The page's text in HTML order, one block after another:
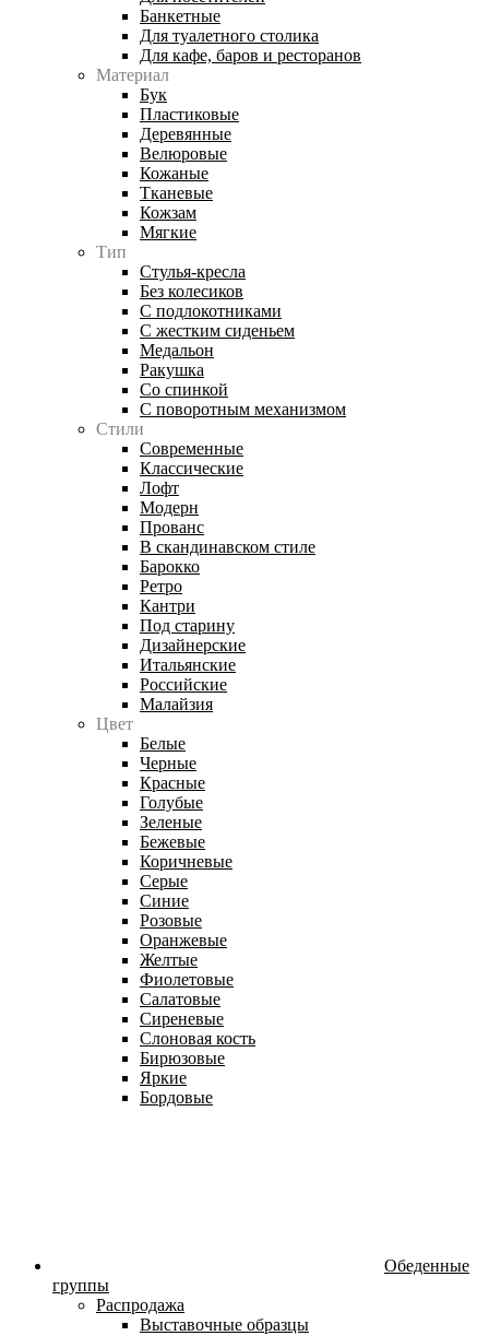
Банкетные
Для туалетного столика
Для кафе, баров и ресторанов
Материал
Бук
Пластиковые
Деревянные
Велюровые
Кожаные
Тканевые
Кожзам
Мягкие
Тип
Стулья-кресла
Без колесиков
С подлокотниками
С жестким сиденьем
Медальон
Ракушка
Со спинкой
С поворотным механизмом
Стили
Современные
Классические
Лофт
Модерн
Прованс
В скандинавском стиле
Барокко
Ретро
Кантри
Под старину
Дизайнерские
Итальянские
Российские
Малайзия
Цвет
Белые
Черные
Красные
Голубые
Зеленые
Бежевые
Коричневые
Серые
Синие
Розовые
Оранжевые
Желтые
Фиолетовые
Салатовые
Сиреневые
Слоновая кость
Бирюзовые
Яркие
Бордовые
Обеденные
группы
Распродажа
Выставочные образцы